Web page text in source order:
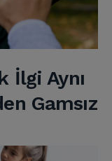
İlgi Aynı
Gamsız